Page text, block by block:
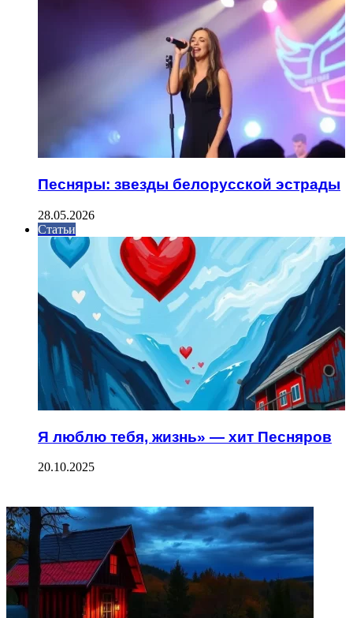
Песняры: звезды белорусской эстрады
28.05.2026
Статьи
Я люблю тебя, жизнь» — хит Песняров
20.10.2025